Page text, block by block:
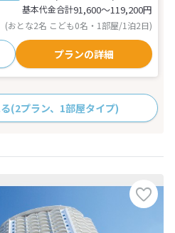
基本代金合計91,600〜119,200円
(おとな2名 こども0名・1部屋/1泊2日)
プランの詳細
(2プラン、1部屋タイプ)